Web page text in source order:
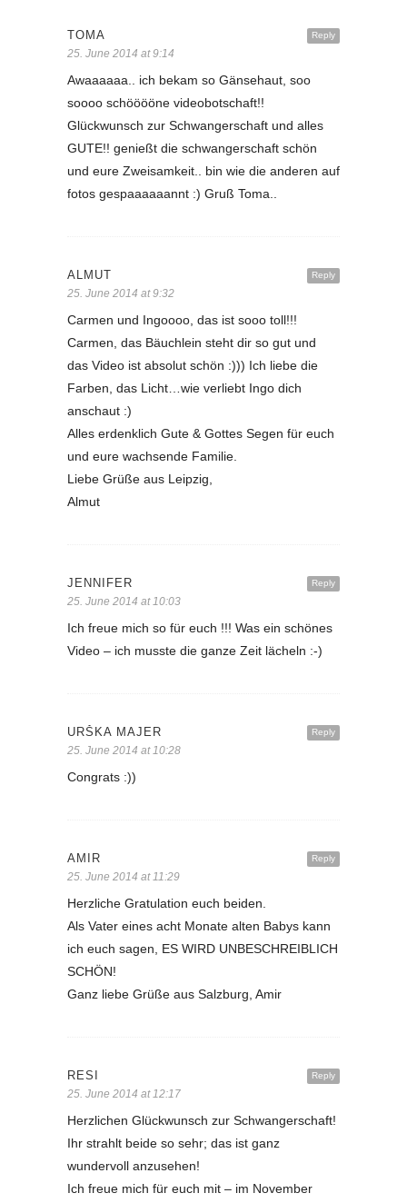
Reply
TOMA
25. June 2014 at 9:14
Awaaaaaa.. ich bekam so Gänsehaut, soo
soooo schööööne videobotschaft!!
Glückwunsch zur Schwangerschaft und alles
GUTE!! genießt die schwangerschaft schön
und eure Zweisamkeit.. bin wie die anderen auf
fotos gespaaaaaannt :) Gruß Toma..
Reply
ALMUT
25. June 2014 at 9:32
Carmen und Ingoooo, das ist sooo toll!!!
Carmen, das Bäuchlein steht dir so gut und
das Video ist absolut schön :))) Ich liebe die
Farben, das Licht…wie verliebt Ingo dich
anschaut :)
Alles erdenklich Gute & Gottes Segen für euch
und eure wachsende Familie.
Liebe Grüße aus Leipzig,
Almut
Reply
JENNIFER
25. June 2014 at 10:03
Ich freue mich so für euch !!! Was ein schönes
Video – ich musste die ganze Zeit lächeln :-)
Reply
URŠKA MAJER
25. June 2014 at 10:28
Congrats :))
Reply
AMIR
25. June 2014 at 11:29
Herzliche Gratulation euch beiden.
Als Vater eines acht Monate alten Babys kann
ich euch sagen, ES WIRD UNBESCHREIBLICH
SCHÖN!
Ganz liebe Grüße aus Salzburg, Amir
Reply
RESI
25. June 2014 at 12:17
Herzlichen Glückwunsch zur Schwangerschaft!
Ihr strahlt beide so sehr; das ist ganz
wundervoll anzusehen!
Ich freue mich für euch mit – im November